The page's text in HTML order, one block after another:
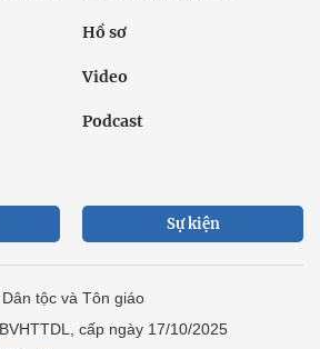
Hồ sơ
Video
Podcast
Sự kiện
tộc và Tôn giáo
cấp ngày 17/10/2025